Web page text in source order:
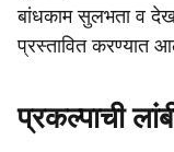
बांधकाम सुलभता व
प्रस्तावित करण्यात
प्रकल्पाची